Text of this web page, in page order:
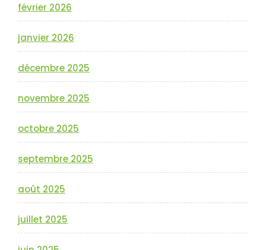
février 2026
janvier 2026
décembre 2025
novembre 2025
octobre 2025
septembre 2025
août 2025
juillet 2025